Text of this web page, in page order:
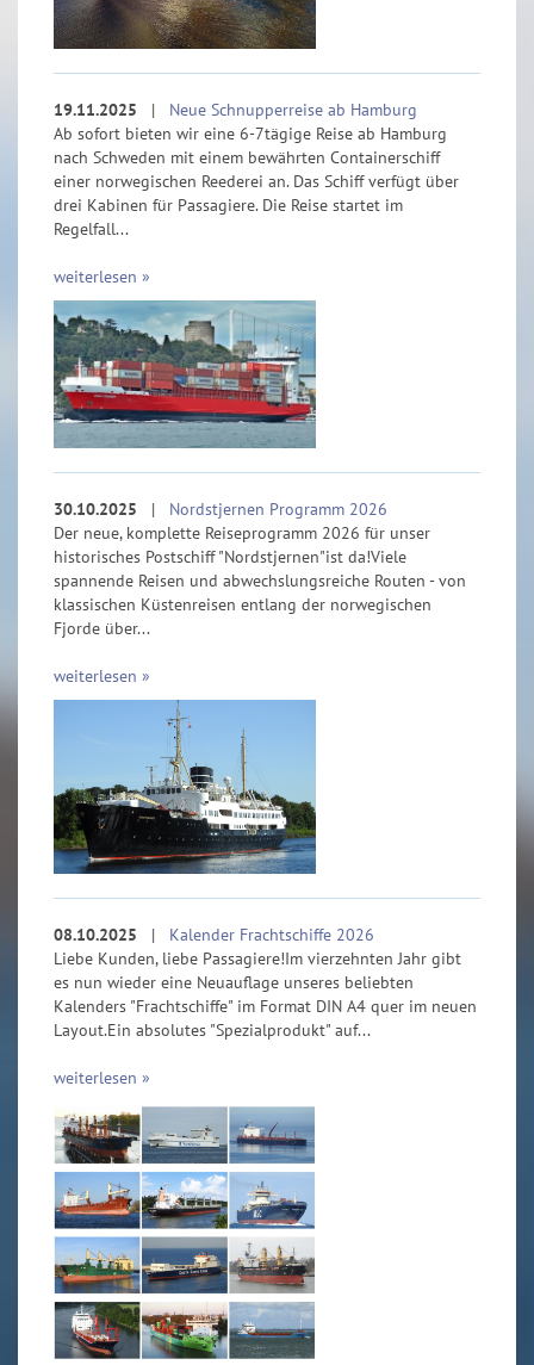
19.11.2025 | Neue Schnupperreise ab Hamburg
Ab sofort bieten wir eine 6-7tägige Reise ab Hamburg
nach Schweden mit einem bewährten Containerschiff
einer norwegischen Reederei an. Das Schiff verfügt über
drei Kabinen für Passagiere. Die Reise startet im
Regelfall...
weiterlesen »
30.10.2025 | Nordstjernen Programm 2026
Der neue, komplette Reiseprogramm 2026 für unser
historisches Postschiff "Nordstjernen"ist da!Viele
spannende Reisen und abwechslungsreiche Routen - von
klassischen Küstenreisen entlang der norwegischen
Fjorde über...
weiterlesen »
08.10.2025 | Kalender Frachtschiffe 2026
Liebe Kunden, liebe Passagiere!Im vierzehnten Jahr gibt
es nun wieder eine Neuauflage unseres beliebten
Kalenders "Frachtschiffe" im Format DIN A4 quer im neuen
Layout.Ein absolutes "Spezialprodukt" auf...
weiterlesen »